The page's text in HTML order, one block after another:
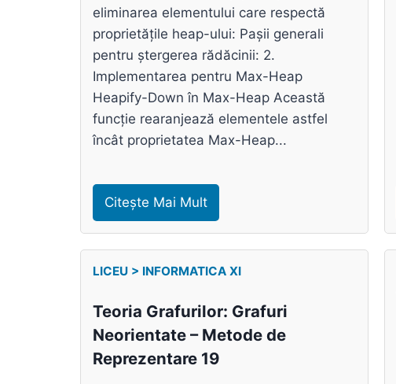
eliminarea elementului care respectă
proprietățile heap-ului: Pașii generali
pentru ștergerea rădăcinii: 2.
Implementarea pentru Max-Heap
Heapify-Down în Max-Heap Această
funcție rearanjează elementele astfel
încât proprietatea Max-Heap...
Citește Mai Mult
LICEU > INFORMATICA XI
Teoria Grafurilor: Grafuri
Neorientate – Metode de
Reprezentare 19